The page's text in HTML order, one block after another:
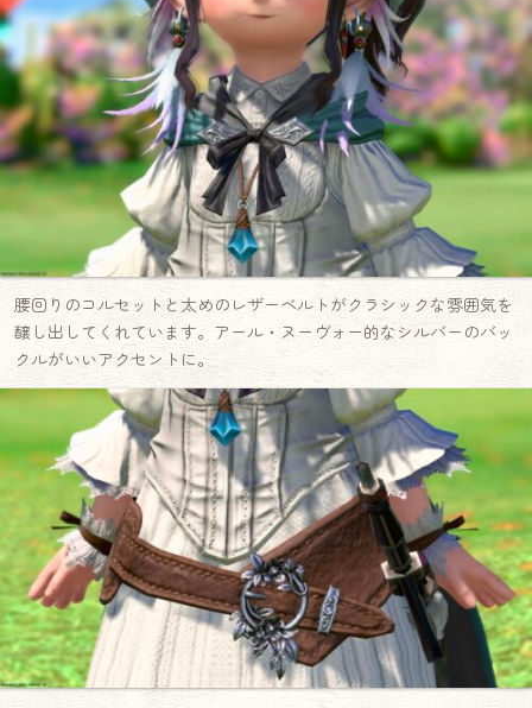
腰回りのコルセットと太めのレザーベルトがクラシックな雰囲気を
醸し出してくれています。アール・ヌーヴォー的なシルバーのバッ
クルがいいアクセントに。